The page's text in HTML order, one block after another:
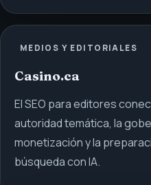
MEDIOS Y EDITORIALES
Casino.ca
El SEO para editores
autoridad temática, la
monetización y la
búsqueda con IA.